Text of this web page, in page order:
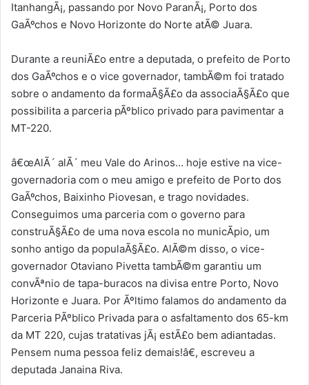
ItanhangÃ¡, passando por Novo ParanÃ¡, Porto dos
GaÃºchos e Novo Horizonte do Norte atÃ© Juara.
Durante a reuniÃ£o entre a deputada, o prefeito de Porto
dos GaÃºchos e o vice governador, tambÃ©m foi tratado
sobre o andamento da formaÃ§Ã£o da associaÃ§Ã£o que
possibilita a parceria pÃºblico privado para pavimentar a
MT-220.
â€œAlÃ´ alÃ´ meu Vale do Arinos… hoje estive na vice-
governadoria com o meu amigo e prefeito de Porto dos
GaÃºchos, Baixinho Piovesan, e trago novidades.
Conseguimos uma parceria com o governo para
construÃ§Ã£o de uma nova escola no municÃ­pio, um
sonho antigo da populaÃ§Ã£o. AlÃ©m disso, o vice-
governador Otaviano Pivetta tambÃ©m garantiu um
convÃªnio de tapa-buracos na divisa entre Porto, Novo
Horizonte e Juara. Por Ãºltimo falamos do andamento da
Parceria PÃºblico Privada para o asfaltamento dos 65-km
da MT 220, cujas tratativas jÃ¡ estÃ£o bem adiantadas.
Pensem numa pessoa feliz demais!â€, escreveu a
deputada Janaina Riva.